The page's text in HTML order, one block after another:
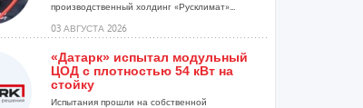
производственный холдинг «Русклимат»...
03 АВГУСТА 2026
«Датарк» испытал модульный
ЦОД с плотностью 54 кВт на
стойку
Испытания прошли на собственной